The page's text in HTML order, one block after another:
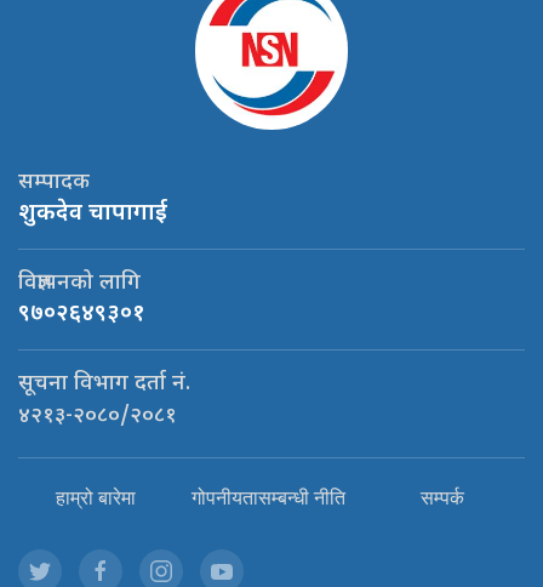
सम्पादक
शुकदेव चापागाई
विज्ञापनको लागि
९७०२६४९३०१
सूचना विभाग दर्ता नं.
४२१३-२०८०/२०८१
हाम्रो बारेमा गोपनीयतासम्बन्धी नीति सम्पर्क